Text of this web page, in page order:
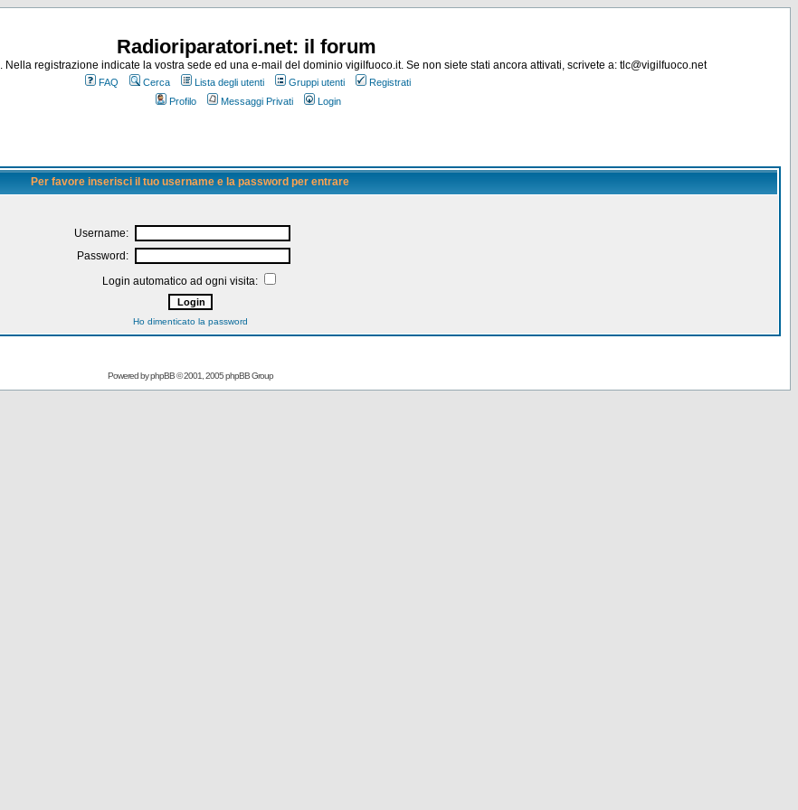
Radioriparatori.net: il forum
. Nella registrazione indicate la vostra sede ed una e-mail del dominio vigilfuoco.it. Se non siete stati ancora attivati, scrivete a: tlc@vigilfuoco.net
FAQ Cerca Lista degli utenti Gruppi utenti
Registrati
Profilo
Messaggi Privati Login
Per favore inserisci il tuo username e la password per entrare
Username:
Password:
Login automatico ad ogni visita:
Ho dimenticato la password
Powered byphpBB© 2001, 2005 phpBB Group